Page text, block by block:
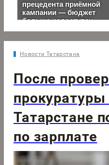
Новости Татарстана
После
прокуратуры
Татарстане
по зарплате